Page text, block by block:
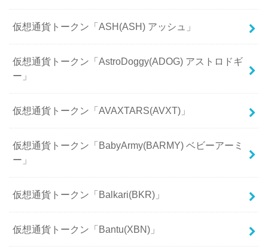
仮想通貨トークン「ASH(ASH) アッシュ」
仮想通貨トークン「AstroDoggy(ADOG) アストロドギ
ー」
仮想通貨トークン「AVAXTARS(AVXT)」
仮想通貨トークン「BabyArmy(BARMY) ベビーアーミ
ー」
仮想通貨トークン「Balkari(BKR)」
仮想通貨トークン「Bantu(XBN)」